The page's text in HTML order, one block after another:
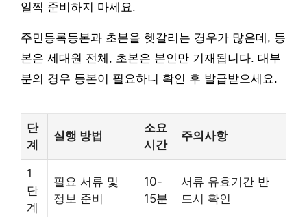
일찍 준비하지 마세요.
주민등록등본과 초본을 헷갈리는 경우가 많은데, 등
본은 세대원 전체, 초본은 본인만 기재됩니다. 대부
분의 경우 등본이 필요하니 확인 후 발급받으세요.
단
계
실행 방법
소요
시간
주의사항
1
단
계
필요 서류 및
정보 준비
10-
15분
서류 유효기간 반
드시 확인